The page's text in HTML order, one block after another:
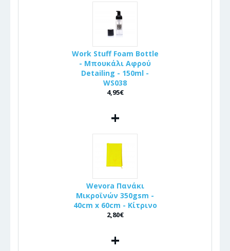
Work Stuff Foam Bottle
- Μπουκάλι Αφρού
Detailing - 150ml -
WS038
4,95€
+
Wevora Πανάκι
Μικροϊνών 350gsm -
40cm x 60cm - Κίτρινο
2,80€
+